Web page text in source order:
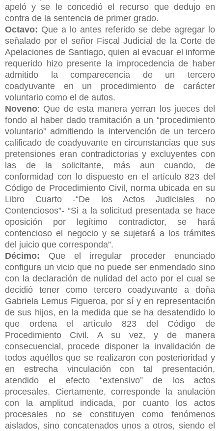
apeló y se le concedió el recurso que dedujo en
contra de la sentencia de primer grado.
Octavo: Que a lo antes referido se debe agregar lo
señalado por el señor Fiscal Judicial de la Corte de
Apelaciones de Santiago, quien al evacuar el informe
requerido hizo presente la improcedencia de haber
admitido la comparecencia de un tercero
coadyuvante en un procedimiento de carácter
voluntario como el de autos.
Noveno: Que de esta manera yerran los jueces del
fondo al haber dado tramitación a un “procedimiento
voluntario” admitiendo la intervención de un tercero
calificado de coadyuvante en circunstancias que sus
pretensiones eran contradictorias y excluyentes con
las de la solicitante, más aun cuando, de
conformidad con lo dispuesto en el artículo 823 del
Código de Procedimiento Civil, norma ubicada en su
Libro Cuarto -“De los Actos Judiciales no
Contenciosos”- “Si a la solicitud presentada se hace
oposición por legítimo contradictor, se hará
contencioso el negocio y se sujetará a los trámites
del juicio que corresponda”.
Décimo: Que el irregular proceder enunciado
configura un vicio que no puede ser enmendado sino
con la declaración de nulidad del acto por el cual se
decidió tener como tercero coadyuvante a doña
Gabriela Lemus Figueroa, por sí y en representación
de sus hijos, en la medida que se ha desatendido lo
que ordena el artículo 823 del Código de
Procedimiento Civil. A su vez, y de manera
consecuencial, procede disponer la invalidación de
todos aquéllos que se realizaron con posterioridad y
en estrecha vinculación con tal presentación,
atendido el efecto “extensivo” de los actos
procesales. Ciertamente, corresponde la anulación
con la amplitud indicada, por cuanto los actos
procesales no se constituyen como fenómenos
aislados, sino concatenados unos a otros, siendo el